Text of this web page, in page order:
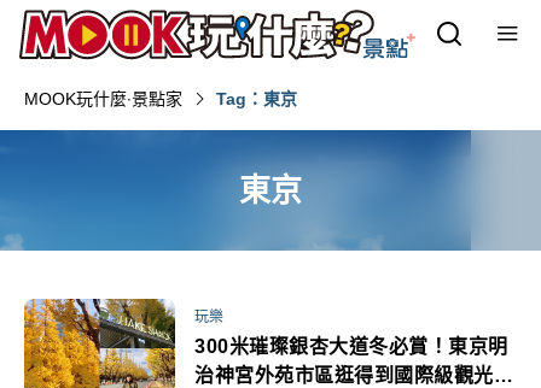
MOOK玩什麼‧景點家 Tag：東京
東京
玩樂
300米璀璨銀杏大道冬必賞！東京明
治神宮外苑市區逛得到國際級觀光景